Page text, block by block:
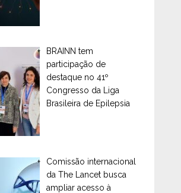
BRAINN tem
participação de
destaque no 41º
Congresso da Liga
Brasileira de Epilepsia
Comissão internacional
da The Lancet busca
ampliar acesso à